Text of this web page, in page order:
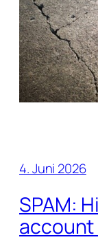
4. Juni 2026
SPAM:
account